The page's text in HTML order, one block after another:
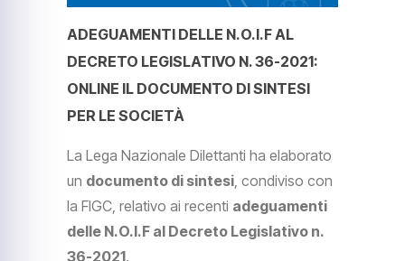
ADEGUAMENTI DELLE N.O.I.F AL
DECRETO LEGISLATIVO N. 36-2021:
ONLINE IL DOCUMENTO DI SINTESI
PER LE SOCIETÀ
La Lega Nazionale Dilettanti ha elaborato
un documento di sintesi, condiviso con
la FIGC, relativo ai recenti adeguamenti
delle N.O.I.F al Decreto Legislativo n.
36-2021.